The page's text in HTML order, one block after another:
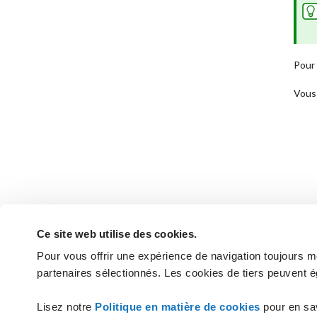
Ce site web utilise des cookies.
Pour vous offrir une expérience de navigation toujours
partenaires sélectionnés. Les cookies de tiers peuvent
Lisez notre Politique en matière de cookies pour en
Vous n'avez pas trouvé les
CONTACTEZ